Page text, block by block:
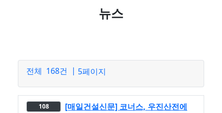
뉴스
전체 168건 | 5페이지
108
[매일건설신문] 코너스, 우진산전에